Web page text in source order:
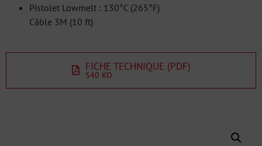
Pistolet Lowmelt : 130°C (265°F)
Câble 3M (10 ft)
FICHE TECHNIQUE (PDF)
540 KO